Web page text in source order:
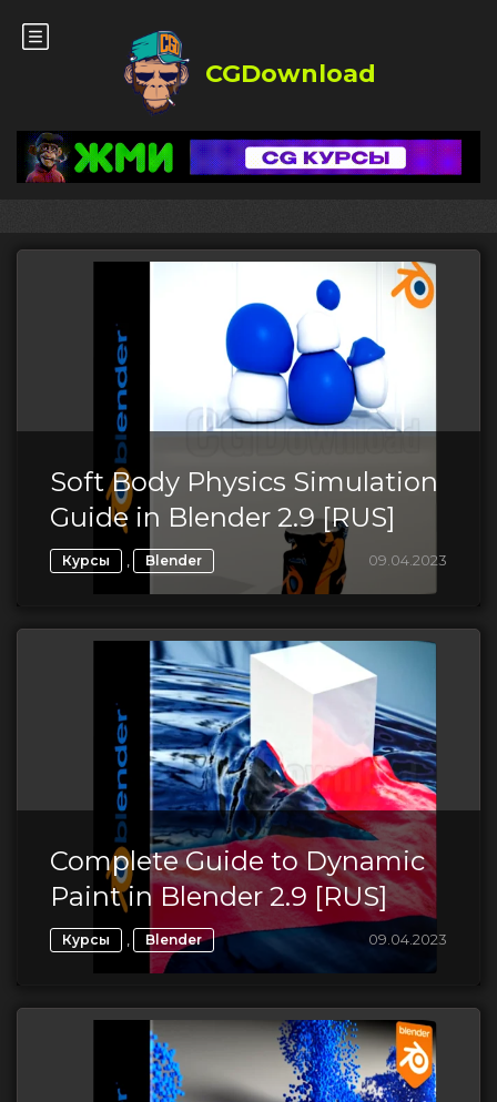
CGDownload
Soft Body Physics Simulation
Guide in Blender 2.9 [RUS]
Курсы , Blender 09.04.2023
Complete Guide to Dynamic
Paint in Blender 2.9 [RUS]
Курсы , Blender 09.04.2023